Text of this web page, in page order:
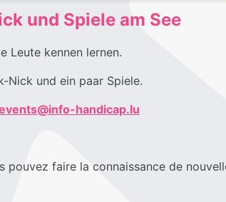
und Spiele am See
Leute kennen lernen.
Nick und ein paar Spiele.
handicap.lu
pouvez faire la connaissance de